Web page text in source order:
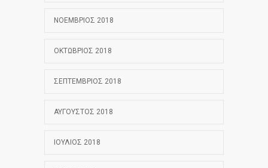
ΝΟΈΜΒΡΙΟΣ 2018
ΟΚΤΏΒΡΙΟΣ 2018
ΣΕΠΤΈΜΒΡΙΟΣ 2018
ΑΎΓΟΥΣΤΟΣ 2018
ΙΟΎΛΙΟΣ 2018